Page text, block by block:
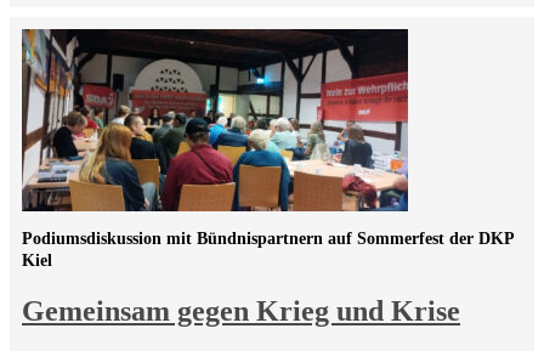
Gemeinsam gegen Krieg und Krise
Podiumsdiskussion mit Bündnispartnern auf Sommerfest der DKP
Kiel